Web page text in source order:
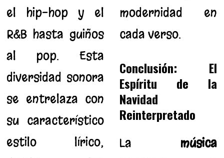
el hip-hop y el
R&B hasta guiños
al pop. Esta
diversidad sonora
se entrelaza con
su característico
estilo lírico,
modernidad en
cada verso.
Conclusión: El
Espíritu de la
Navidad
Reinterpretado
La música